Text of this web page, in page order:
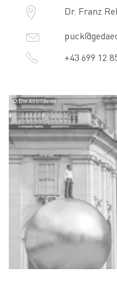
Dr. Franz
+43 699 12
© Die Abbilderei